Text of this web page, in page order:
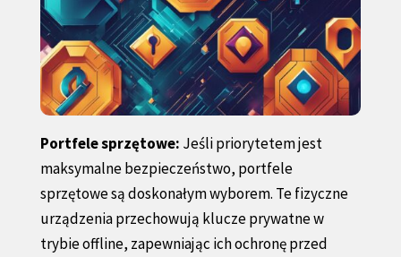
Portfele sprzętowe: Jeśli priorytetem jest
maksymalne bezpieczeństwo, portfele
sprzętowe są doskonałym wyborem. Te fizyczne
urządzenia przechowują klucze prywatne w
trybie offline, zapewniając ich ochronę przed